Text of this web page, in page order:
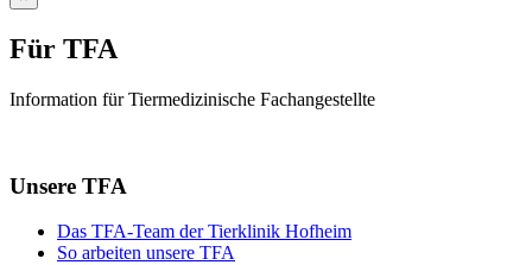
Für TFA
Information für Tiermedizinische Fachangestellte
Unsere TFA
Das TFA-Team der Tierklinik Hofheim
So arbeiten unsere TFA